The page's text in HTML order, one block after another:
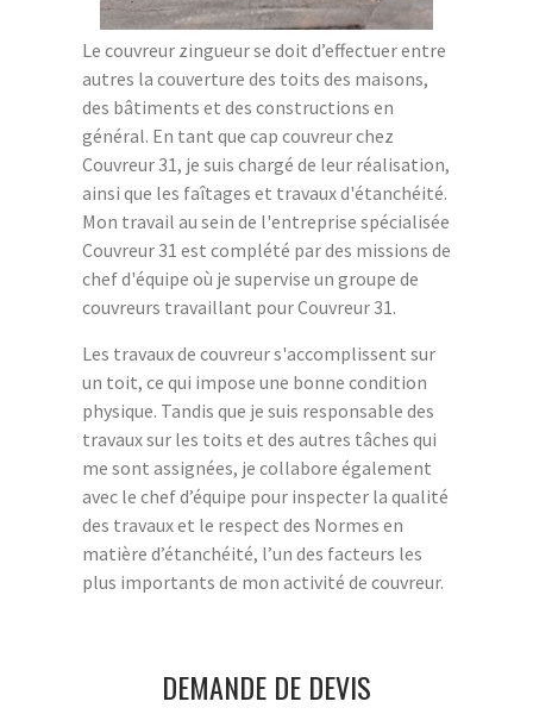
Le couvreur zingueur se doit d’effectuer entre
autres la couverture des toits des maisons,
des bâtiments et des constructions en
général. En tant que cap couvreur chez
Couvreur 31, je suis chargé de leur réalisation,
ainsi que les faîtages et travaux d'étanchéité.
Mon travail au sein de l'entreprise spécialisée
Couvreur 31 est complété par des missions de
chef d'équipe où je supervise un groupe de
couvreurs travaillant pour Couvreur 31.
Les travaux de couvreur s'accomplissent sur
un toit, ce qui impose une bonne condition
physique. Tandis que je suis responsable des
travaux sur les toits et des autres tâches qui
me sont assignées, je collabore également
avec le chef d’équipe pour inspecter la qualité
des travaux et le respect des Normes en
matière d’étanchéité, l’un des facteurs les
plus importants de mon activité de couvreur.
DEMANDE DE DEVIS